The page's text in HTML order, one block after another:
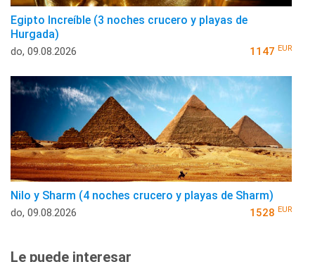
Egipto Increíble (3 noches crucero y playas de
Hurgada)
do, 09.08.2026 1147 EUR
Nilo y Sharm (4 noches crucero y playas de Sharm)
do, 09.08.2026 1528 EUR
Le puede interesar